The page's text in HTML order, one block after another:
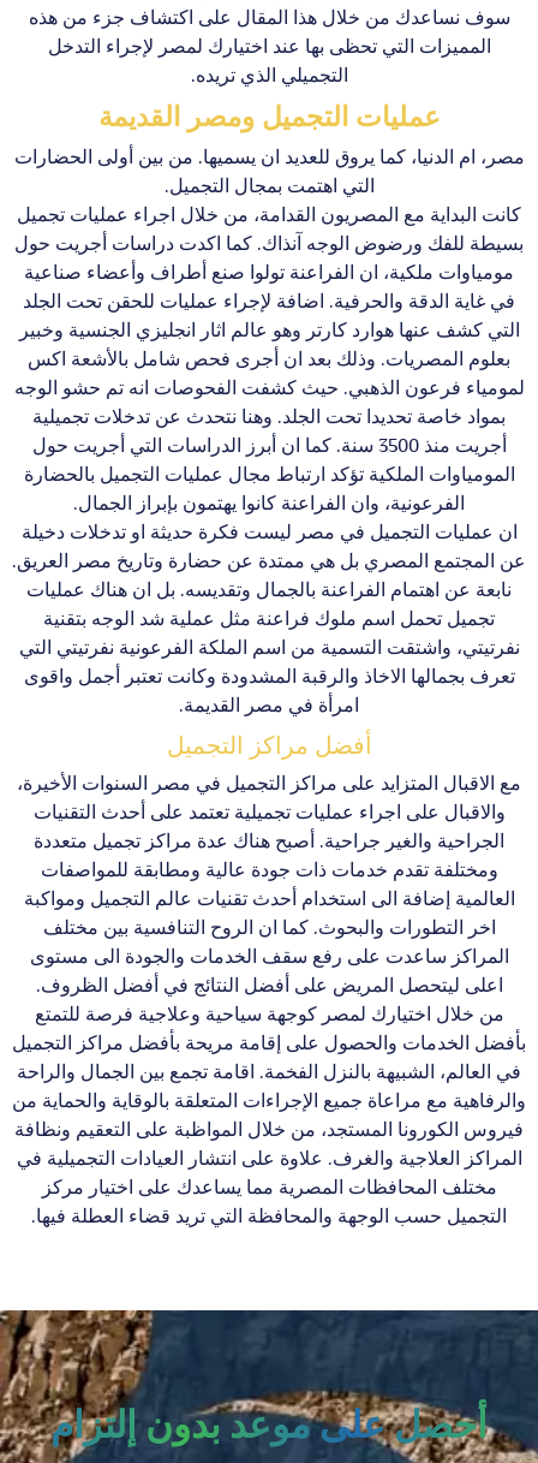
سوف نساعدك من خلال هذا المقال على اكتشاف جزء من هذه
المميزات التي تحظى بها عند اختيارك لمصر لإجراء التدخل
التجميلي الذي تريده.
عمليات التجميل ومصر القديمة
مصر، ام الدنيا، كما يروق للعديد ان يسميها. من بين أولى الحضارات
التي اهتمت بمجال التجميل.
كانت البداية مع المصريون القدامة، من خلال اجراء عمليات تجميل
بسيطة للفك ورضوض الوجه آنذاك. كما اكدت دراسات أجريت حول
مومياوات ملكية، ان الفراعنة تولوا صنع أطراف وأعضاء صناعية
في غاية الدقة والحرفية. اضافة لإجراء عمليات للحقن تحت الجلد
التي كشف عنها هوارد كارتر وهو عالم اثار انجليزي الجنسية وخبير
بعلوم المصريات. وذلك بعد ان أجرى فحص شامل بالأشعة اكس
لمومياء فرعون الذهبي. حيث كشفت الفحوصات انه تم حشو الوجه
بمواد خاصة تحديدا تحت الجلد. وهنا نتحدث عن تدخلات تجميلية
أجريت منذ 3500 سنة. كما ان أبرز الدراسات التي أجريت حول
المومياوات الملكية تؤكد ارتباط مجال عمليات التجميل بالحضارة
الفرعونية، وان الفراعنة كانوا يهتمون بإبراز الجمال.
ان عمليات التجميل في مصر ليست فكرة حديثة او تدخلات دخيلة
عن المجتمع المصري بل هي ممتدة عن حضارة وتاريخ مصر العريق.
نابعة عن اهتمام الفراعنة بالجمال وتقديسه. بل ان هناك عمليات
تجميل تحمل اسم ملوك فراعنة مثل عملية شد الوجه بتقنية
نفرتيتي، واشتقت التسمية من اسم الملكة الفرعونية نفرتيتي التي
تعرف بجمالها الاخاذ والرقبة المشدودة وكانت تعتبر أجمل واقوى
امرأة في مصر القديمة.
أفضل مراكز التجميل
مع الاقبال المتزايد على مراكز التجميل في مصر السنوات الأخيرة،
والاقبال على اجراء عمليات تجميلية تعتمد على أحدث التقنيات
الجراحية والغير جراحية. أصبح هناك عدة مراكز تجميل متعددة
ومختلفة تقدم خدمات ذات جودة عالية ومطابقة للمواصفات
العالمية إضافة الى استخدام أحدث تقنيات عالم التجميل ومواكبة
اخر التطورات والبحوث. كما ان الروح التنافسية بين مختلف
المراكز ساعدت على رفع سقف الخدمات والجودة الى مستوى
اعلى ليتحصل المريض على أفضل النتائج في أفضل الظروف.
من خلال اختيارك لمصر كوجهة سياحية وعلاجية فرصة للتمتع
بأفضل الخدمات والحصول على إقامة مريحة بأفضل مراكز التجميل
في العالم، الشبيهة بالنزل الفخمة. اقامة تجمع بين الجمال والراحة
والرفاهية مع مراعاة جميع الإجراءات المتعلقة بالوقاية والحماية من
فيروس الكورونا المستجد، من خلال المواظبة على التعقيم ونظافة
المراكز العلاجية والغرف. علاوة على انتشار العيادات التجميلية في
مختلف المحافظات المصرية مما يساعدك على اختيار مركز
التجميل حسب الوجهة والمحافظة التي تريد قضاء العطلة فيها.
أحصل على موعد بدون إلتزام